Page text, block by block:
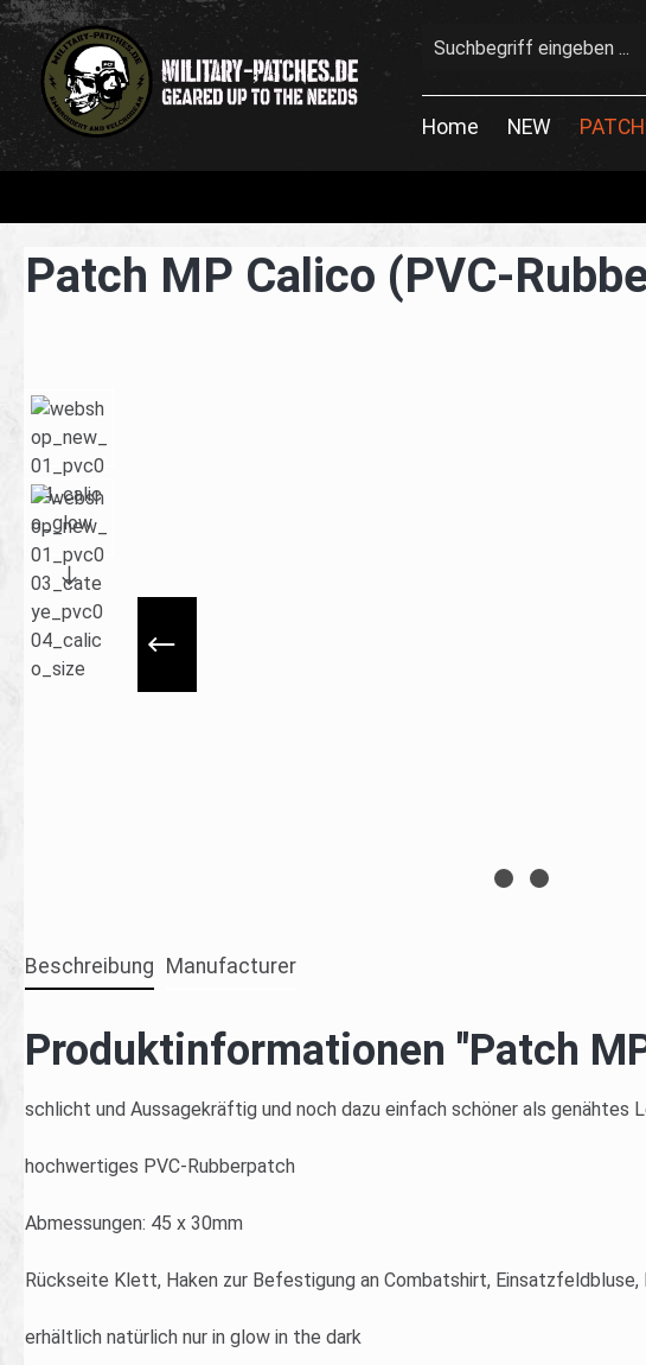
Zur Suche springen
Home NEW
Patch MP Calico (PVC-
Bildergalerie überspringen
Beschreibung Manufacturer
Produktinformationen "Patch
schlicht und Aussagekräftig und noch dazu einfach schöner als genähtes
hochwertiges PVC-Rubberpatch
Abmessungen: 45 x 30mm
Rückseite Klett, Haken zur Befestigung an Combatshirt,
erhältlich natürlich nur in glow in the dark